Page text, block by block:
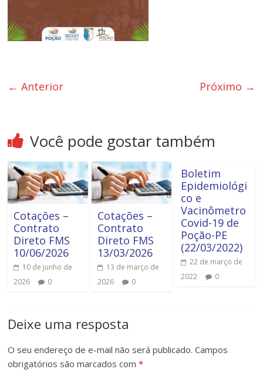
← Anterior Próximo →
Você pode gostar também
Cotações –
Contrato
Direto FMS
10/06/2026
10 de junho de
2026
0
Cotações –
Contrato
Direto FMS
13/03/2026
13 de março de
2026
0
Boletim
Epidemiológi
co e
Vacinômetro
Covid-19 de
Poção-PE
(22/03/2022)
22 de março de
2022
0
Deixe uma resposta
O seu endereço de e-mail não será publicado. Campos
obrigatórios são marcados com*